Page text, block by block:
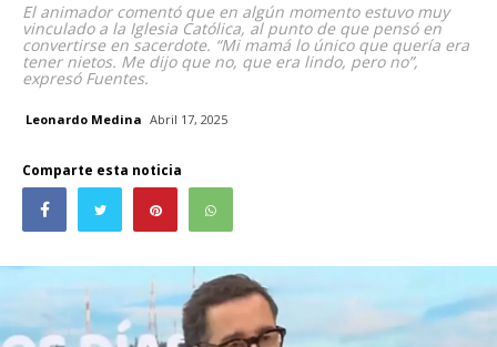
El animador comentó que en algún momento estuvo muy
vinculado a la Iglesia Católica, al punto de que pensó en
convertirse en sacerdote. “Mi mamá lo único que quería era
tener nietos. Me dijo que no, que era lindo, pero no”,
expresó Fuentes.
Leonardo Medina Abril 17, 2025
Comparte esta noticia